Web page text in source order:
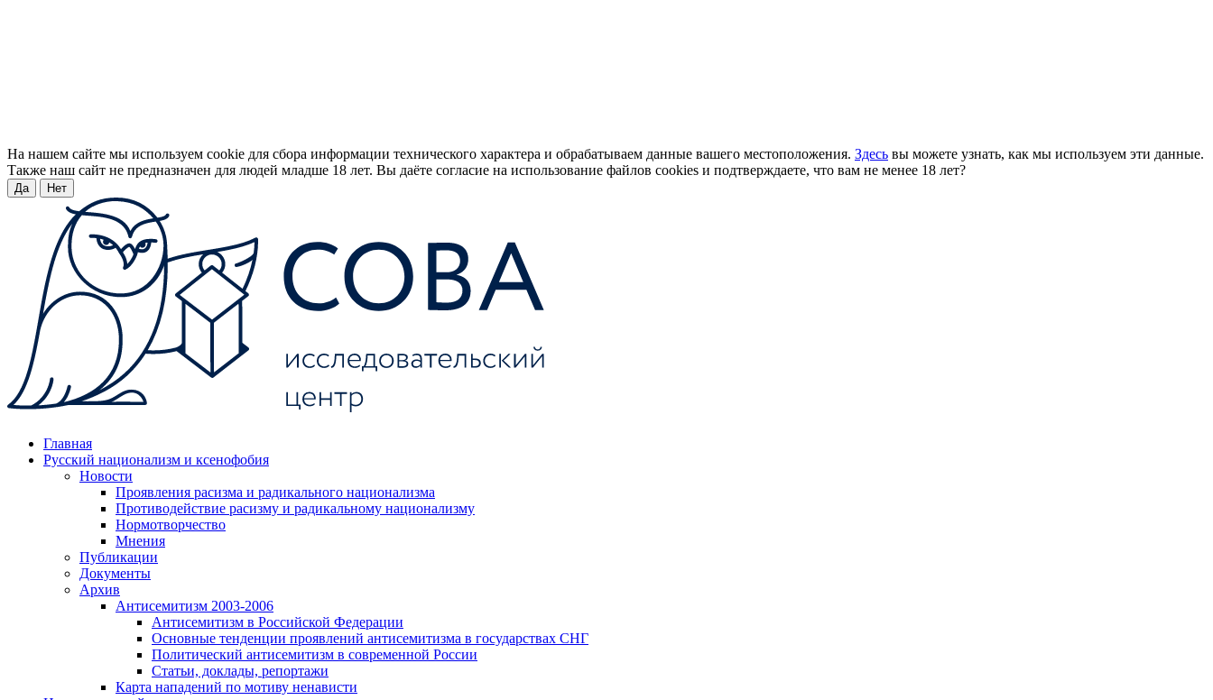
На нашем сайте мы используем cookie для сбора информации технического характера и обрабатываем данные вашего местоположения. Здесь вы можете узнать, как мы используем эти данные.
Также наш сайт не предназначен для людей младше 18 лет. Вы даёте согласие на использование файлов cookies и подтверждаете, что вам не менее 18 лет?
Да Нет
Главная
Русский национализм и ксенофобия
Новости
Проявления расизма и радикального национализма
Противодействие расизму и радикальному национализму
Нормотворчество
Мнения
Публикации
Документы
Архив
Антисемитизм 2003-2006
Антисемитизм в Российской Федерации
Основные тенденции проявлений антисемитизма в государствах СНГ
Политический антисемитизм в современной России
Статьи, доклады, репортажи
Карта нападений по мотиву ненависти